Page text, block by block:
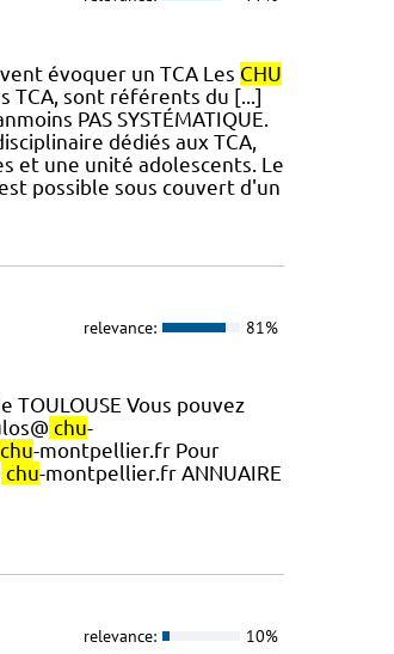
évoquer un TCA Les CHU
TCA, sont référents du [...]
PAS SYSTÉMATIQUE.
dédiés aux TCA,
et une unité adolescents. Le
possible sous couvert d'un
relevance: 81%
TOULOUSE Vous pouvez
chu-
chu-montpellier.fr Pour
chu-montpellier.fr ANNUAIRE
relevance: 10%